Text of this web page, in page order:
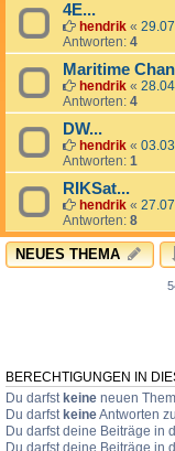
4E...
hendrik «
Antworten: 4
Maritime
hendrik «
Antworten: 4
DW...
hendrik «
Antworten: 1
RIKSat...
hendrik «
Antworten: 8
NEUES THEMA
BERECHTIGUNGEN IN
Du darfst keine neuen
Du darfst keineAntworten
Du darfst deine Beiträge in